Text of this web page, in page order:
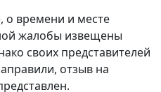
о времени и месте
жалобы извещены
своих представителей
отзыв на